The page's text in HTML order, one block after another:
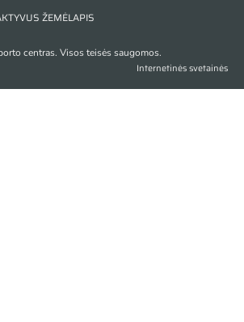
ŽEMĖLAPIS
centras. Visos teisės saugomos.
Internetinės svetainės